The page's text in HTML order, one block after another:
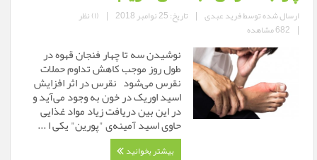
ارسال شده توسطفرید عبدی | تاریخ: 25 نوامبر 2018 | (۱) نظر
| 682 مشاهده
نوشیدن سه تا چهار فنجان قهوه در
طول روز موجب کاهش تداوم حملات
نقرس می‌شود نقرس در اثر افزایش
اسید اوریک در خون به وجود می‌آید و
در این بین دریافت زیاد مواد غذایی
حاوی اسید آمینه‌ی "پورین" یکی ا ...
بیشتر بخوانید